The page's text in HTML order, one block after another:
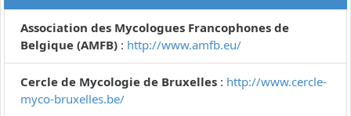
Association des Mycologues Francophones de
Belgique (AMFB) : http://www.amfb.eu/
Cercle de Mycologie de Bruxelles : http://www.cercle-
myco-bruxelles.be/